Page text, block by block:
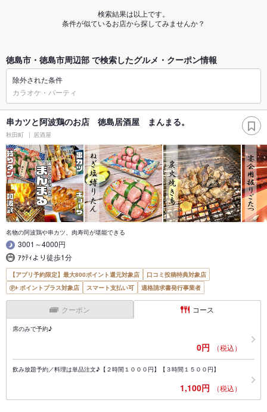
検索結果は以上です。
条件が似ているお店から探してみませんか？
徳島市・徳島市周辺部 で検索したグルメ・クーポン情報
除外された条件
カラオケ・パーティ
串カツと阿波鶏のお店 徳島居酒屋 まんまる。
秋田町 居酒屋
名物の阿波鶏や串カツ、肉寿司が堪能できる
3001～4000円
ｱｸﾃｨより徒歩1分
【アプリ予約限定】最大800ポイント還元対象店
口コミ投稿特典対象店
ポイントプラス対象店
スマート支払い可 適格請求書発行事業者
クーポン コース
席のみで予約♪
0円 （税込）
飲み放題予約／料理は単品注文♪【２時間１０００円】【３時間１５００円】
1,100円 （税込）